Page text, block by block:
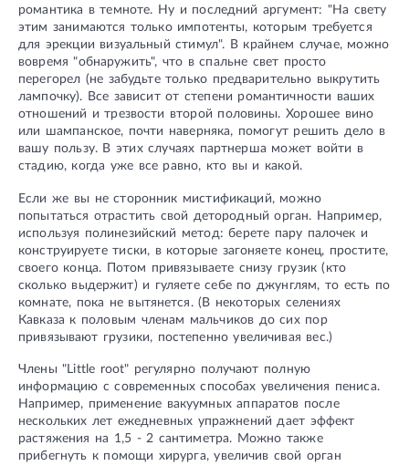
романтика в темноте. Ну и последний аргумент: "На свету
этим занимаются только импотенты, которым требуется
для эрекции визуальный стимул". В крайнем случае, можно
вовремя "обнаружить", что в спальне свет просто
перегорел (не забудьте только предварительно выкрутить
лампочку). Все зависит от степени романтичности ваших
отношений и трезвости второй половины. Хорошее вино
или шампанское, почти наверняка, помогут решить дело в
вашу пользу. В этих случаях партнерша может войти в
стадию, когда уже все равно, кто вы и какой.
Если же вы не сторонник мистификаций, можно
попытаться отрастить свой детородный орган. Например,
используя полинезийский метод: берете пару палочек и
конструируете тиски, в которые загоняете конец, простите,
своего конца. Потом привязываете снизу грузик (кто
сколько выдержит) и гуляете себе по джунглям, то есть по
комнате, пока не вытянется. (В некоторых селениях
Кавказа к половым членам мальчиков до сих пор
привязывают грузики, постепенно увеличивая вес.)
Члены "Little root" регулярно получают полную
информацию с современных способах увеличения пениса.
Например, применение вакуумных аппаратов после
нескольких лет ежедневных упражнений дает эффект
растяжения на 1,5 - 2 сантиметра. Можно также
прибегнуть к помощи хирурга, увеличив свой орган